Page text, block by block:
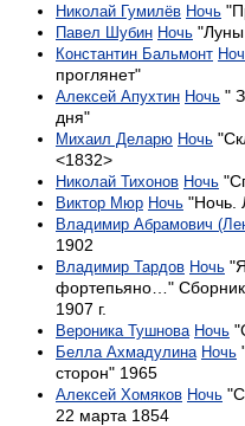
Николай Гумилёв Ночь
Павел Шубин Ночь "Луны
Константин Бальмонт
проглянет"
Алексей Апухтин Ночь "
дня"
Михаил Деларю Ночь
<1832>
Николай Тихонов Ночь
Виктор Мюр Ночь "Ночь.
Владимир Абрамович
1902
Владимир Тардов Ночь
фортепьяно…" Сборник
1907 г.
Вероника Тушнова Ночь
Белла Ахмадулина Ночь
сторон" 1965
Алексей Хомяков Ночь
22 марта 1854